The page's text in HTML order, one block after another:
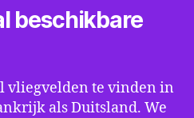
beschikbare
vliegvelden te vinden in
als Duitsland. We